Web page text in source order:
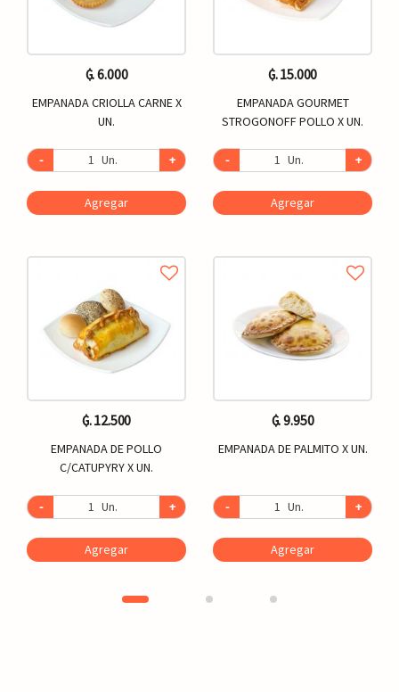
₲. 6.000
EMPANADA CRIOLLA CARNE X
UN.
- Un. +
Agregar
₲. 12.500
EMPANADA DE POLLO
C/CATUPYRY X UN.
- Un. +
Agregar
₲. 15.000
EMPANADA GOURMET
STROGONOFF POLLO X UN.
- Un. +
Agregar
₲. 9.950
EMPANADA DE PALMITO X UN.
- Un. +
Agregar